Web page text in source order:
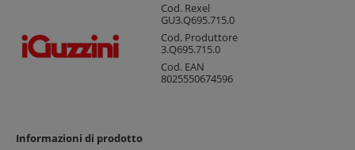
Cod. Rexel
GU3.Q695.715.0
Cod. Produttore
3.Q695.715.0
Cod. EAN
8025550674596
Informazioni di prodotto